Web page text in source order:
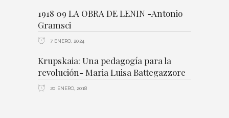
1918 09 LA OBRA DE LENIN -Antonio
Gramsci
7 ENERO, 2024
Krupskaia: Una pedagogía para la
revolución- Maria Luisa Battegazzore
20 ENERO, 2018